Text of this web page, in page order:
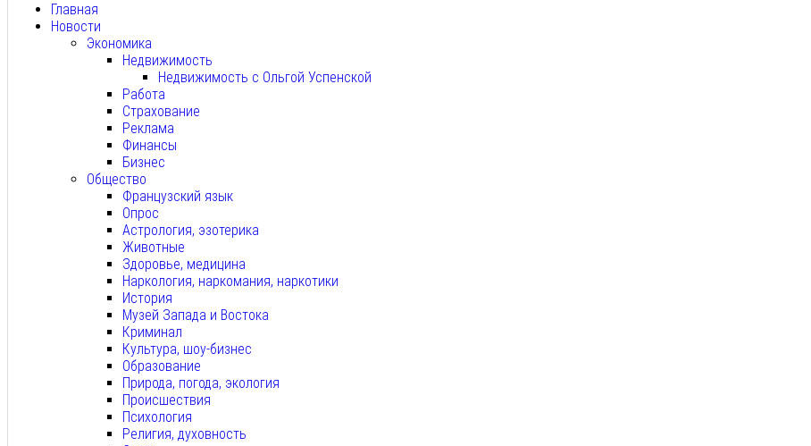
Главная
Новости
Экономика
Недвижимость
Недвижимость с Ольгой Успенской
Работа
Страхование
Реклама
Финансы
Бизнес
Общество
Французский язык
Опрос
Астрология, эзотерика
Животные
Здоровье, медицина
Наркология, наркомания, наркотики
История
Музей Запада и Востока
Криминал
Культура, шоу-бизнес
Образование
Природа, погода, экология
Происшествия
Психология
Религия, духовность